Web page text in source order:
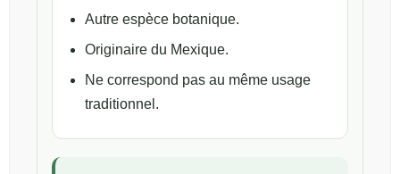
Autre espèce botanique.
Originaire du Mexique.
Ne correspond pas au même usage
traditionnel.